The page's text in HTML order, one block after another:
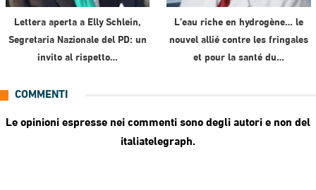
Lettera aperta a Elly Schlein,
Segretaria Nazionale del PD: un
invito al rispetto…
L’eau riche en hydrogène… le
nouvel allié contre les fringales
et pour la santé du…
COMMENTI
Le opinioni espresse nei commenti sono degli autori e non del
italiatelegraph.